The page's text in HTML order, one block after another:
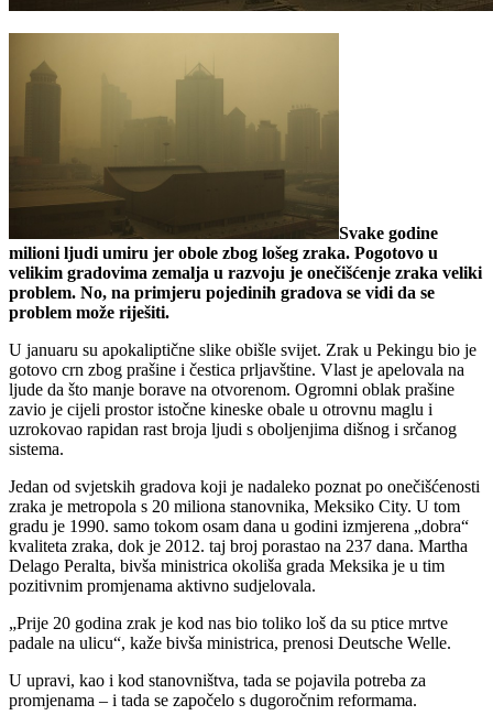
Svake godine
milioni ljudi umiru jer obole zbog lošeg zraka. Pogotovo u
velikim gradovima zemalja u razvoju je onečišćenje zraka veliki
problem. No, na primjeru pojedinih gradova se vidi da se
problem može riješiti.
U januaru su apokaliptične slike obišle svijet. Zrak u Pekingu bio je
gotovo crn zbog prašine i čestica prljavštine. Vlast je apelovala na
ljude da što manje borave na otvorenom. Ogromni oblak prašine
zavio je cijeli prostor istočne kineske obale u otrovnu maglu i
uzrokovao rapidan rast broja ljudi s oboljenjima dišnog i srčanog
sistema.
Jedan od svjetskih gradova koji je nadaleko poznat po onečišćenosti
zraka je metropola s 20 miliona stanovnika, Meksiko City. U tom
gradu je 1990. samo tokom osam dana u godini izmjerena „dobra“
kvaliteta zraka, dok je 2012. taj broj porastao na 237 dana. Martha
Delago Peralta, bivša ministrica okoliša grada Meksika je u tim
pozitivnim promjenama aktivno sudjelovala.
„Prije 20 godina zrak je kod nas bio toliko loš da su ptice mrtve
padale na ulicu“, kaže bivša ministrica, prenosi Deutsche Welle.
U upravi, kao i kod stanovništva, tada se pojavila potreba za
promjenama – i tada se započelo s dugoročnim reformama.